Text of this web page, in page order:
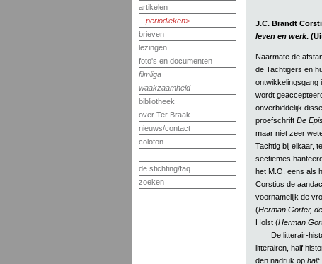
artikelen
periodieken
brieven
lezingen
foto's en documenten
filmliga
waakzaamheid
bibliotheek
over Ter Braak
nieuws/contact
colofon
de stichting/faq
zoeken
J.C. Brandt
leven en werk.
Naarmate de
de Tachtigers en
ontwikkelingsgang
wordt
onverbiddelijk
proefschrift De
maar niet zeer
Tachtig bij elkaar,
sectiemes
het M.O. eens als
Corstius de
voornamelijk de
(Herman Gorter,
Holst (Herman
De litterair-
litterairen, half
den nadruk op half